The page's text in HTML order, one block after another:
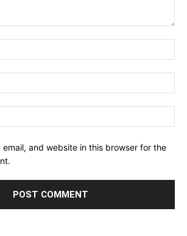
email, and website in this browser for the